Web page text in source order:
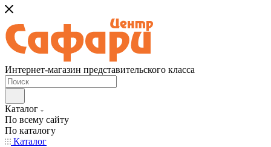
Интернет-магазин представительского класса
Каталог
По всему сайту
По каталогу
Каталог